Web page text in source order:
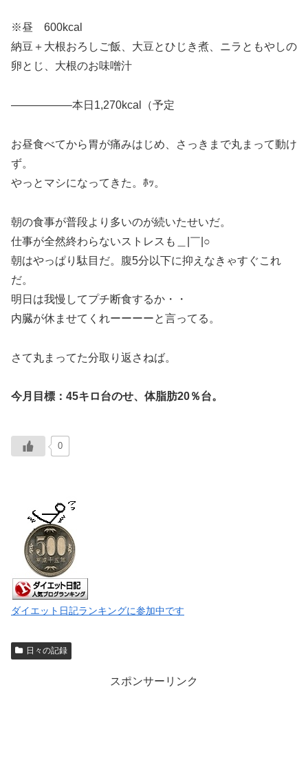
※昼 600kcal
納豆＋大根おろしご飯、大豆とひじき煮、ニラともやしの
卵とじ、大根のお味噌汁
—————–本日1,270kcal（予定
お昼食べてから胃が痛みはじめ、さっきまで丸まって動け
ず。
やっとマシになってきた。ﾎｯ。
朝の食事が普段より多いのが続いたせいだ。
仕事が全然終わらないストレスも＿|￣|○
朝はやっぱり駄目だ。腹5分以下に抑えなきゃすぐこれ
だ。
明日は我慢してプチ断食するか・・
内臓が休ませてくれーーーーと言ってる。
さて丸まってた分取り返さねば。
今月目標：45キロ台のせ、体脂肪20％台。
0
ダイエット日記ランキングに参加中です
日々の記録
スポンサーリンク